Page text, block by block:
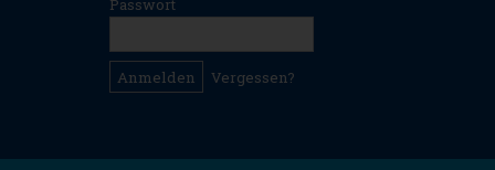
Passwort
Vergessen?